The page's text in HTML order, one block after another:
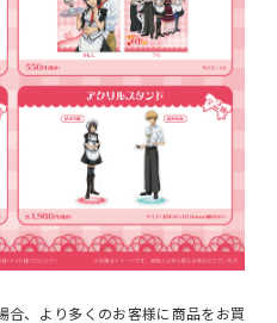
、より多くのお客様に商品をお買